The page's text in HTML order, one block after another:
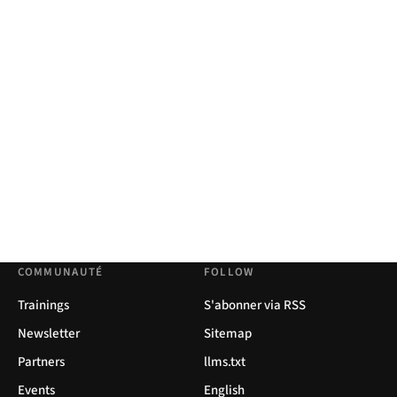
COMMUNAUTÉ
Trainings
Newsletter
Partners
Events
FOLLOW
S'abonner via RSS
Sitemap
llms.txt
English